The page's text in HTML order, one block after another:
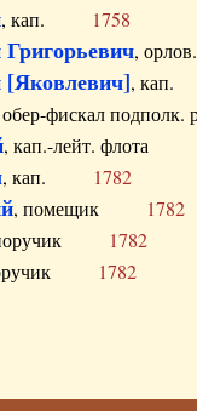
, кап. 1758
,
[Яковлевич],
обер-фискал
, кап.-лейт. флота
, кап. 1782
, помещик 1782
1782
1782